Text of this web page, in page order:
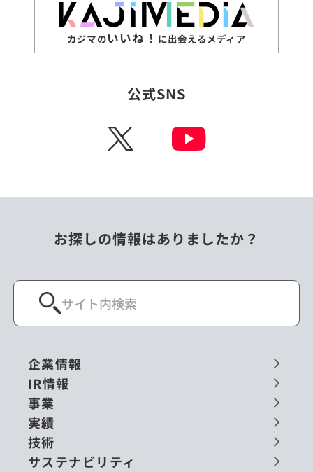
カジマのいいね！ に出会えるメディア
公式SNS
X
お探しの情報はありましたか？
企業情報
IR情報
事業
実績
技術
サステナビリティ